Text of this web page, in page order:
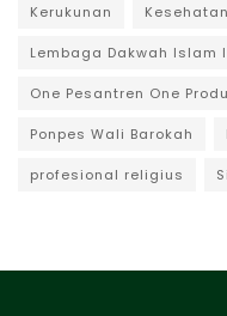
Kerukunan Kesehatan
Lembaga Dakwah Islam
One Pesantren One
Ponpes Wali Barokah
profesional religius